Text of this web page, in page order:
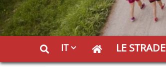
IT LE STRADE